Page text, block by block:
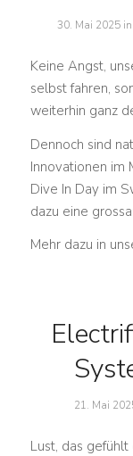
30. Mai 2025 in
Keine Angst,
selbst fahren,
weiterhin ganz
Dennoch sind
Innovationen im
Dive In Day im
dazu eine
Mehr dazu in
21. Mai
Lust, das